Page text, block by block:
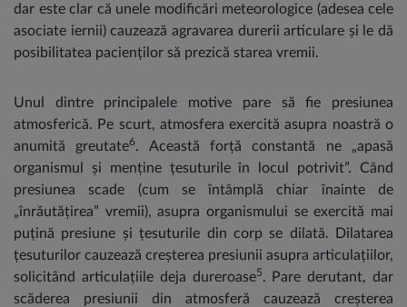
dar este clar că unele modificări meteorologice (adesea cele
asociate iernii) cauzează agravarea durerii articulare și le dă
posibilitatea pacienților să prezică starea vremii.
Unul dintre principalele motive pare să fie presiunea
atmosferică. Pe scurt, atmosfera exercită asupra noastră o
anumită greutate6. Această forță constantă ne „apasă
organismul și menține țesuturile în locul potrivit”. Când
presiunea scade (cum se întâmplă chiar înainte de
„înrăutățirea” vremii), asupra organismului se exercită mai
puțină presiune și țesuturile din corp se dilată. Dilatarea
țesuturilor cauzează creșterea presiunii asupra articulațiilor,
solicitând articulațiile deja dureroase5. Pare derutant, dar
scăderea presiunii din atmosferă cauzează creșterea